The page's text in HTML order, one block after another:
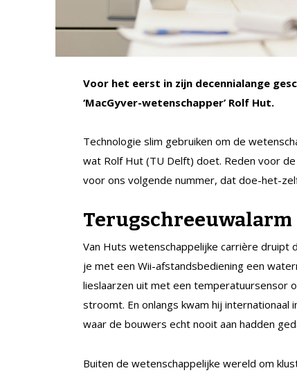
Voor het eerst in zijn decennialange
‘MacGyver-wetenschapper’ Rolf Hut.
Technologie slim gebruiken om de
wat Rolf Hut (TU Delft) doet. Reden voor
voor ons volgende nummer, dat doe-het-
Terugschreeuwalarm
Van Huts wetenschappelijke carrière druipt
je met een Wii-afstandsbediening een
lieslaarzen uit met een temperatuursensor
stroomt. En onlangs kwam hij
waar de bouwers echt nooit aan hadden
Buiten de wetenschappelijke wereld om